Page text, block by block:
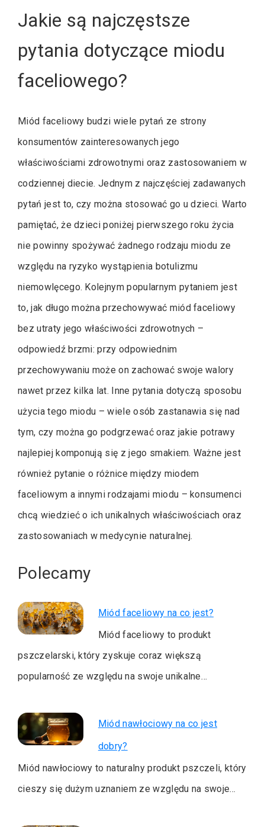
Jakie są najczęstsze
pytania dotyczące miodu
faceliowego?
Miód faceliowy budzi wiele pytań ze strony
konsumentów zainteresowanych jego
właściwościami zdrowotnymi oraz zastosowaniem w
codziennej diecie. Jednym z najczęściej zadawanych
pytań jest to, czy można stosować go u dzieci. Warto
pamiętać, że dzieci poniżej pierwszego roku życia
nie powinny spożywać żadnego rodzaju miodu ze
względu na ryzyko wystąpienia botulizmu
niemowlęcego. Kolejnym popularnym pytaniem jest
to, jak długo można przechowywać miód faceliowy
bez utraty jego właściwości zdrowotnych –
odpowiedź brzmi: przy odpowiednim
przechowywaniu może on zachować swoje walory
nawet przez kilka lat. Inne pytania dotyczą sposobu
użycia tego miodu – wiele osób zastanawia się nad
tym, czy można go podgrzewać oraz jakie potrawy
najlepiej komponują się z jego smakiem. Ważne jest
również pytanie o różnice między miodem
faceliowym a innymi rodzajami miodu – konsumenci
chcą wiedzieć o ich unikalnych właściwościach oraz
zastosowaniach w medycynie naturalnej.
Polecamy
Miód faceliowy na co jest?
Miód faceliowy to produkt
pszczelarski, który zyskuje coraz większą
popularność ze względu na swoje unikalne…
Miód nawłociowy na co jest
dobry?
Miód nawłociowy to naturalny produkt pszczeli, który
cieszy się dużym uznaniem ze względu na swoje…